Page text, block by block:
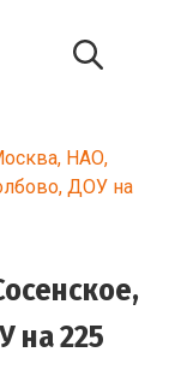
НАО,
ДОУ на
на 225